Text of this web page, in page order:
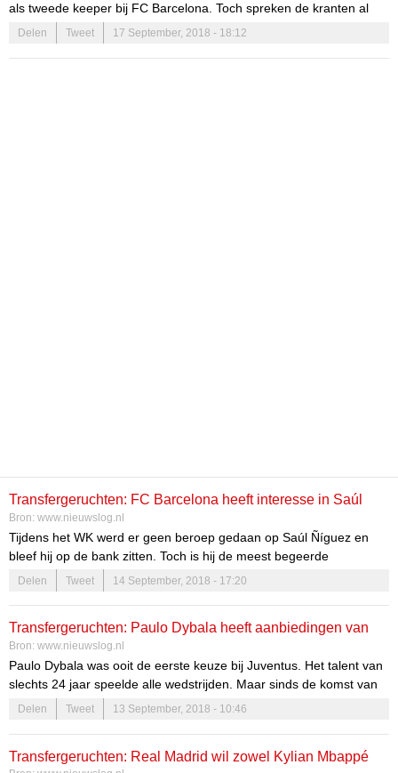
als tweede keeper bij FC Barcelona. Toch spreken de kranten al
een tijdje over een mogelijk transfer voor de tweede keeper van FC
Barcelona. De kranten zijn het er over eens dat hij te goed is voor
Delen Tweet 17 September, 2018 - 18:12
Transfergeruchten: FC Barcelona heeft interesse in Saúl
Ñíguez
Bron: www.nieuwslog.nl
Tijdens het WK werd er geen beroep gedaan op Saúl Ñíguez en
bleef hij op de bank zitten. Toch is hij de meest begeerde
middenvelder op dit moment. Bij Atletico Madrid liet hij zien dat hij
van grote waarde is, maar ook afgelopen week bij Spanje tegen
Delen Tweet 14 September, 2018 - 17:20
Transfergeruchten: Paulo Dybala heeft aanbiedingen van
Real Madrid en FC Barcelona
Bron: www.nieuwslog.nl
Paulo Dybala was ooit de eerste keuze bij Juventus. Het talent van
slechts 24 jaar speelde alle wedstrijden. Maar sinds de komst van
Cristiano Ronaldo zit hij bij de club op de reservebank. Uiteraard is
hij hier niet tevreden over, maar veel keuze heeft hij niet. Hij heeft
Delen Tweet 13 September, 2018 - 10:46
Transfergeruchten: Real Madrid wil zowel Kylian Mbappé